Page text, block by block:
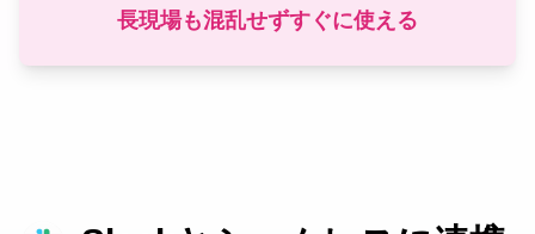
長現場も混乱せずすぐに使える